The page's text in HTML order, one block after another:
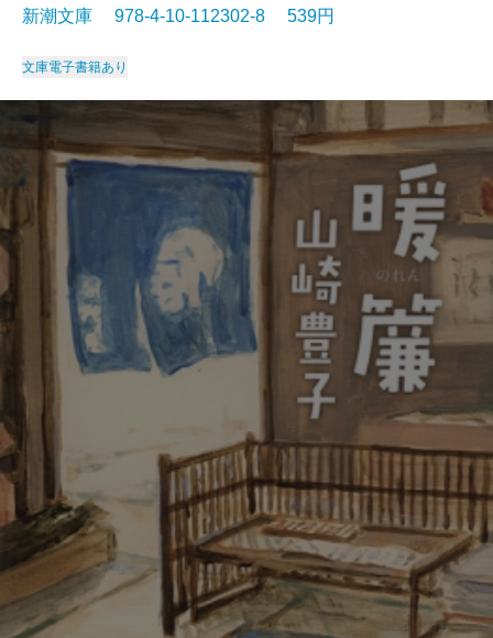
新潮文庫 978-4-10-112302-8 539円
文庫電子書籍あり